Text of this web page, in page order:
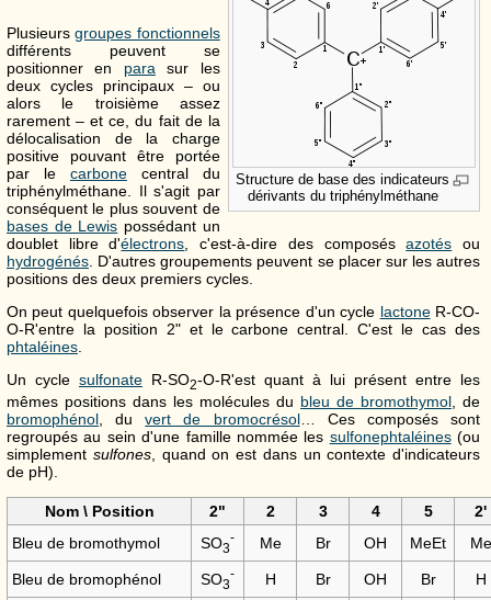
Structure de base des indicateurs
dérivants du triphénylméthane
Plusieursgroupes fonctionnels
différents peuvent se
positionner en para sur les
deux cycles principaux – ou
alors le troisième assez
rarement – et ce, du fait de la
délocalisation de la charge
positive pouvant être portée
par le carbonecentral du
triphénylméthane. Il s'agit par
conséquent le plus souvent de
bases de Lewis possédant un
doublet libre d'électrons , c'est-à-dire des composésazotés ou
hydrogénés . D'autres groupements peuvent se placer sur les autres
positions des deux premiers cycles.
On peut quelquefois observer la présence d'un cycle lactoneR-CO-
O-R'entre la position 2" et le carbone central. C'est le cas des
phtaléines
Un cycle sulfonate R-SO2-O-R'est quant à lui présent entre les
mêmes positions dans les molécules du bleu de bromothymol , de
bromophénol , duvert de bromocrésol… Ces composés sont
regroupés au sein d'une famille nommée les sulfonephtaléines(ou
simplement sulfones, quand on est dans un contexte d'indicateurs
de pH).
Nom \ Position 2" 2 3 4 5
2'
Bleu de bromothymol
SO3
- Me Br OH MeEt Me
Bleu de bromophénol SO3
- H Br OH Br H